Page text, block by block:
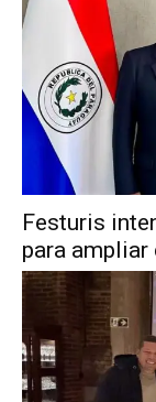
Festuris
para